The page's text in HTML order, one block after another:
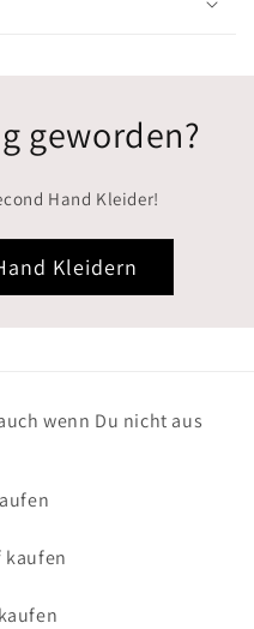
geworden?
Hand Kleider!
Kleidern
wenn Du nicht aus
kaufen